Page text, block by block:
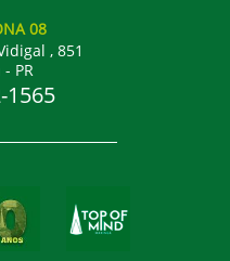
08
, 851
PR
1565